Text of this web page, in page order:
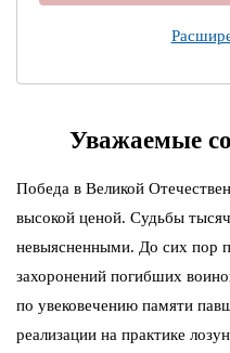
Уважаемые
Победа в Великой
высокой ценой. Судьбы
невыясненными. До сих пор
захоронений погибших
по увековечению памяти
реализации на практике